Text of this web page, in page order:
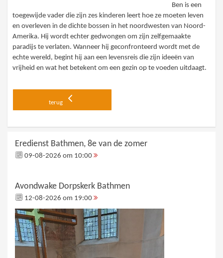
Ben is een
toegewijde vader die zijn zes kinderen leert hoe ze moeten leven
en overleven in de dichte bossen in het noordwesten van Noord-
Amerika. Hij wordt echter gedwongen om zijn zelfgemaakte
paradijs te verlaten. Wanneer hij geconfronteerd wordt met de
echte wereld, begint hij aan een levensreis die zijn ideeën van
vrijheid en wat het betekent om een gezin op te voeden uitdaagt.
terug
Eredienst Bathmen, 8e van de zomer
09-08-2026 om 10:00
Avondwake Dorpskerk Bathmen
12-08-2026 om 19:00